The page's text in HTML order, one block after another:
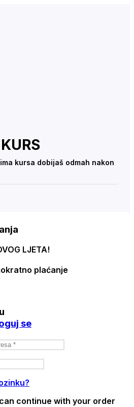
kursa dobijaš odmah nakon
LJETA!
plaćanje
se
continue with your order